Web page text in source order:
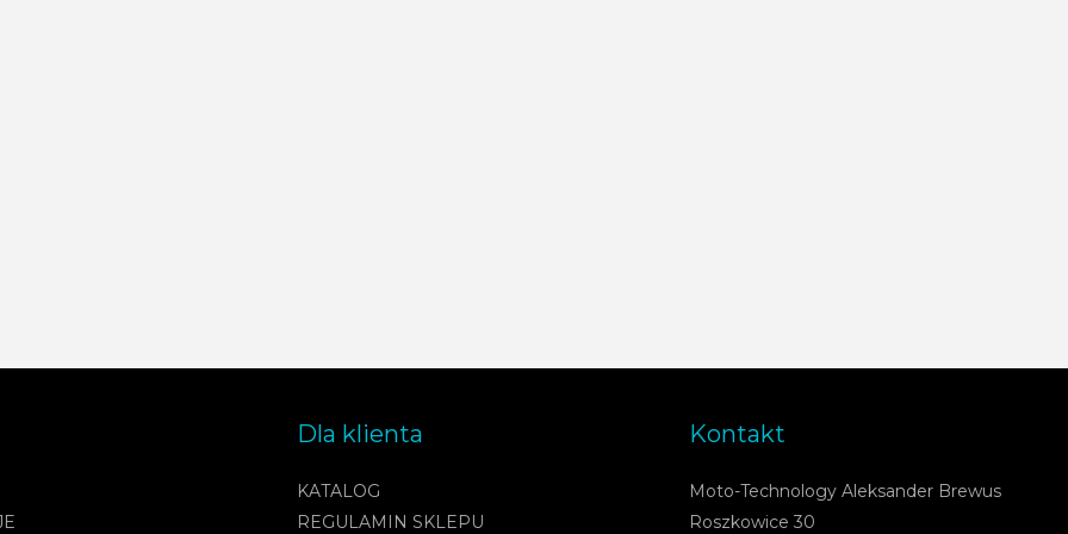
Dla klienta
KATALOG
REGULAMIN SKLEPU
Kontakt
Moto-Technology Aleksander Brewus
Roszkowice 30